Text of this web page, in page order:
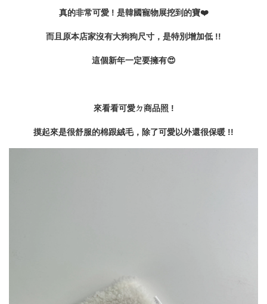
真的非常可愛 ! 是韓國寵物展挖到的寶❤️
而且原本店家沒有大狗狗尺寸，是特別增加低 !!
這個新年一定要擁有😍
來看看可愛ㄉ商品照 !
摸起來是很舒服的棉跟絨毛， 除了可愛以外還很保暖 !!